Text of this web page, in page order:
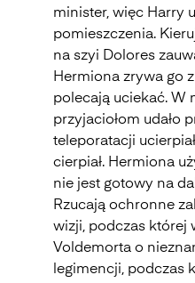
minister, więc Harry
pomieszczenia.
na szyi Dolores
Hermiona zrywa go
polecają uciekać. W
przyjaciołom udało
teleporatacji
cierpiał. Hermiona
nie jest gotowy na
Rzucają ochronne
wizji, podczas której
Voldemorta o
legimencji, podczas